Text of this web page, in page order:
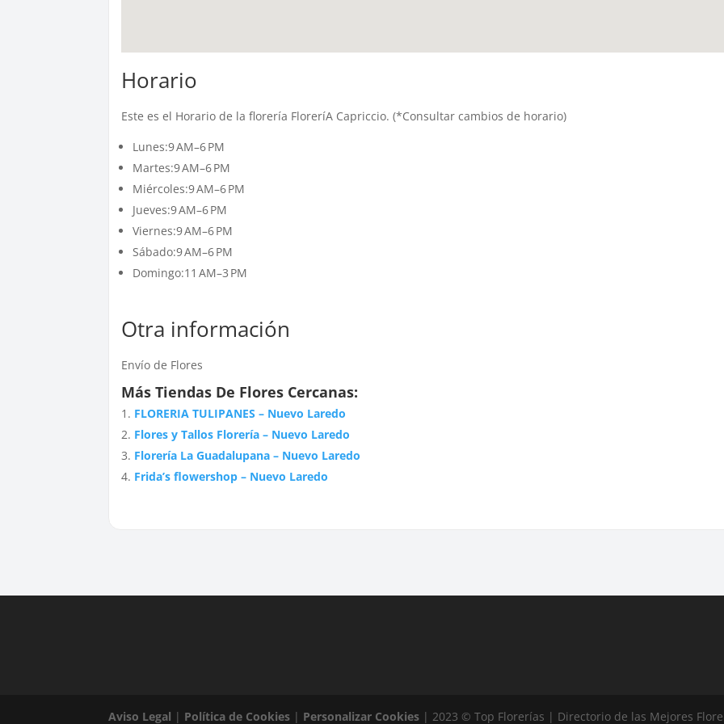
Horario
Este es el Horario de la florería FloreríA Capriccio. (*Consultar cambios de horario)
Lunes:9 AM–6 PM
Martes:9 AM–6 PM
Miércoles:9 AM–6 PM
Jueves:9 AM–6 PM
Viernes:9 AM–6 PM
Sábado:9 AM–6 PM
Domingo:11 AM–3 PM
Otra información
Envío de Flores
Más Tiendas De Flores Cercanas:
FLORERIA TULIPANES – Nuevo Laredo
Flores y Tallos Florería – Nuevo Laredo
Florería La Guadalupana – Nuevo Laredo
Frida’s flowershop – Nuevo Laredo
Aviso Legal | Política de Cookies | Personalizar Cookies | 2023 © Top Florerías | Directorio de las Mejores